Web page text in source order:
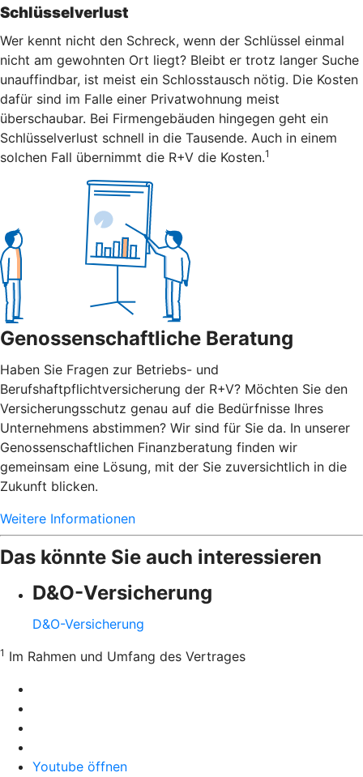
Schlüsselverlust
Wer kennt nicht den Schreck, wenn der Schlüssel einmal
nicht am gewohnten Ort liegt? Bleibt er trotz langer Suche
unauffindbar, ist meist ein Schlosstausch nötig. Die Kosten
dafür sind im Falle einer Privatwohnung meist
überschaubar. Bei Firmengebäuden hingegen geht ein
Schlüsselverlust schnell in die Tausende. Auch in einem
solchen Fall übernimmt die R+V die Kosten.1
Genossenschaftliche Beratung
Haben Sie Fragen zur Betriebs- und
Berufshaftpflichtversicherung der R+V? Möchten Sie den
Versicherungsschutz genau auf die Bedürfnisse Ihres
Unternehmens abstimmen? Wir sind für Sie da. In unserer
Genossenschaftlichen Finanzberatung finden wir
gemeinsam eine Lösung, mit der Sie zuversichtlich in die
Zukunft blicken.
Weitere Informationen
Das könnte Sie auch interessieren
D&O-Versicherung
D&O-Versicherung
1 Im Rahmen und Umfang des Vertrages
Youtube öffnen